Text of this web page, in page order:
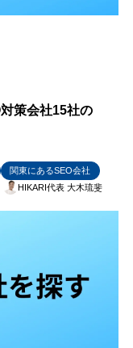
策会社15社の
関東にあるSEO会社
HIKARI代表 大木琉斐